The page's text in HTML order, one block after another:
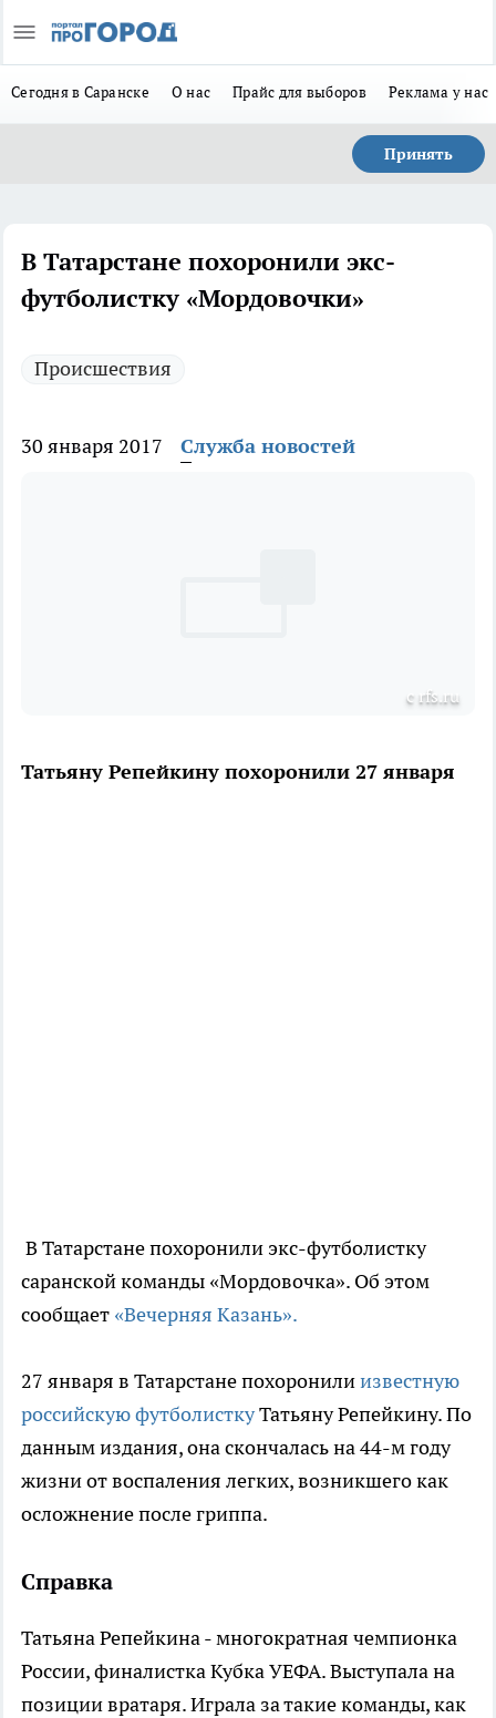
Сегодня в Саранске О нас Прайс для выборов Реклама у нас
Принять
В Татарстане похоронили экс-
футболистку «Мордовочки»
Происшествия
30 января 2017 Служба новостей
с rfs.ru
Татьяну Репейкину похоронили 27 января
В Татарстане похоронили экс-футболистку
саранской команды «Мордовочка». Об этом
сообщает «Вечерняя Казань».
27 января в Татарстане похоронилиизвестную
российскую футболисткуТатьяну Репейкину. По
данным издания, она скончалась на 44-м году
жизни от воспаления легких, возникшего как
осложнение после гриппа.
Справка
Татьяна Репейкина - многократная чемпионка
России, финалистка Кубка УЕФА. Выступала на
позиции вратаря. Играла за такие команды, как